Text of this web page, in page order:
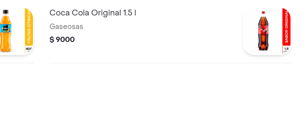
Coca Cola Original 1.5 l
Gaseosas
$ 9000